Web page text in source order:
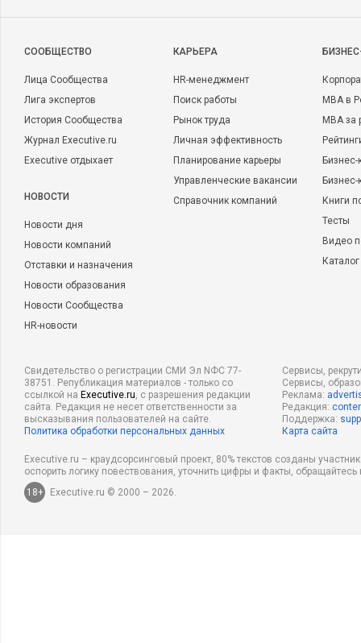
CООБЩЕСТВО
Лица Сообщества
Лига экспертов
История Сообщества
Журнал Executive.ru
Executive отдыхает
НОВОСТИ
Новости дня
Новости компаний
Отставки и назначения
Новости образования
Новости Сообщества
HR-новости
КАРЬЕРА
HR-менеджмент
Поиск работы
Рынок труда
Личная эффективность
Планирование карьеры
Управленческие вакансии
Справочник компаний
MBA в
MBA
Бизнес-
Книги
Тесты
Видео
Свидетельство о регистрации СМИ Эл NФС 77-
38751. Републикация материалов - только со
ссылкой на Executive.ru, с разрешения редакции
сайта. Редакция не несет ответственности за
высказывания пользователей на сайте.
Политика обработки персональных данных
Сервисы,
Сервисы,
Реклама:
Редакция:
Поддержка:
Карта сайта
Executive.ru – краудсорсинговый проект, 80% текстов созданы
оспорить логику повествования, уточнить цифры и факты,
18+
Executive.ru © 2000 – 2026.